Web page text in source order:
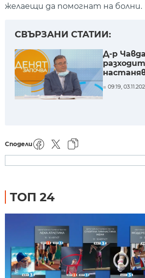
желаещи да помогнат на болни.
СВЪРЗАНИ СТАТИИ:
Д-р
09:19,
Сподели
ТОП 24